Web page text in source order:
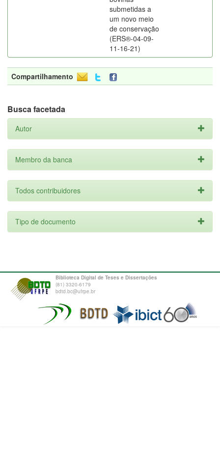
submetidas a
um novo meio
de conservação
(ERS®-04-09-
11-16-21)
Compartilhamento
Busca facetada
Autor
Membro da banca
Todos contribuidores
Tipo de documento
Biblioteca Digital de Teses e Dissertações
(81) 3320-6179
bdtd.bc@ufrpe.br